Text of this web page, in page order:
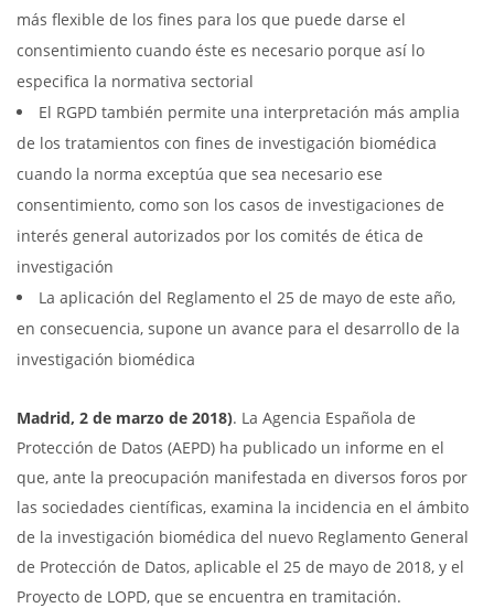
más flexible de los fines para los que puede darse el
consentimiento cuando éste es necesario porque así lo
especifica la normativa sectorial
El RGPD también permite una interpretación más amplia
de los tratamientos con fines de investigación biomédica
cuando la norma exceptúa que sea necesario ese
consentimiento, como son los casos de investigaciones de
interés general autorizados por los comités de ética de
investigación
La aplicación del Reglamento el 25 de mayo de este año,
en consecuencia, supone un avance para el desarrollo de la
investigación biomédica
Madrid, 2 de marzo de 2018). La Agencia Española de
Protección de Datos (AEPD) ha publicado un informe en el
que, ante la preocupación manifestada en diversos foros por
las sociedades científicas, examina la incidencia en el ámbito
de la investigación biomédica del nuevo Reglamento General
de Protección de Datos, aplicable el 25 de mayo de 2018, y el
Proyecto de LOPD, que se encuentra en tramitación.